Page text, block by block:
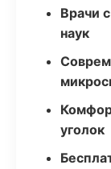
Врачи
наук
уголок